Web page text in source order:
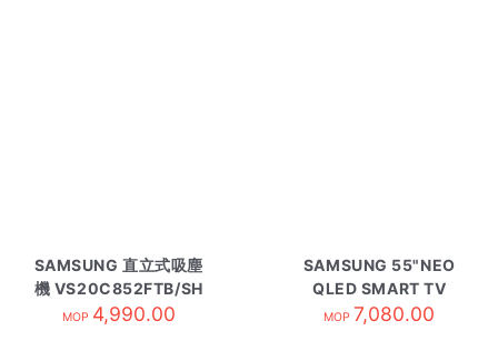
SAMSUNG 直立式吸塵
機 VS20C852FTB/SH
MOP 4,990.00
SAMSUNG 55"NEO
QLED SMART TV
QA55QN70HAJXZK
MOP 7,080.00